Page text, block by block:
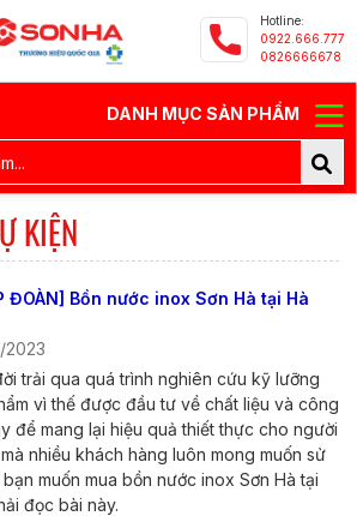
Hotline:
0922.666.777
0826666678
DANH MỤC SẢN PHẨM
KIỆN
ĐOÀN] Bồn nước inox Sơn Hà tại Hà
2023
trải qua quá trình nghiên cứu kỹ lưỡng
vì thế được đầu tư về chất liệu và công
để mang lại hiệu quả thiết thực cho người
nhiều khách hàng luôn mong muốn sử
muốn mua bồn nước inox Sơn Hà tại
đọc bài này.